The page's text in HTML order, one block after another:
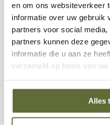
en om ons websiteverkeer
informatie over uw gebruik
partners voor social
partners kunnen deze
informatie die u aan ze
verzameld op basis van
Alles
Past ideaal in kamado
grilloppervlakken
Of je nu een pizza‑avond
brood wilt maken op je
onze collectie en maak